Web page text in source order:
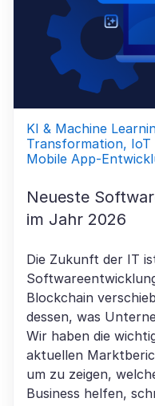
KI & Machine
Transformation, IoT
Mobile App-
Neueste
im Jahr 2026
Die Zukunft der IT
Blockchain
dessen, was
Wir haben die
aktuellen
um zu zeigen,
Business helfen,